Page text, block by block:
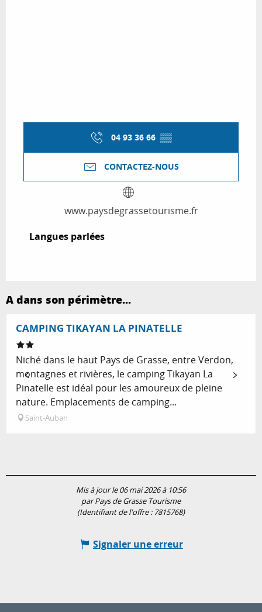
04 93 36 66 ▒▒
CONTACTEZ-NOUS
www.paysdegrassetourisme.fr
Langues parlées
Langues parlées
A dans son périmètre...
CAMPING TIKAYAN LA PINATELLE
Niché dans le haut Pays de Grasse, entre Verdon,
montagnes et rivières, le camping Tikayan La
Pinatelle est idéal pour les amoureux de pleine
nature. Emplacements de camping...
Saint-Auban
Mis à jour le 06 mai 2026 à 10:56
par Pays de Grasse Tourisme
(Identifiant de l'offre : 7815768)
Signaler une erreur